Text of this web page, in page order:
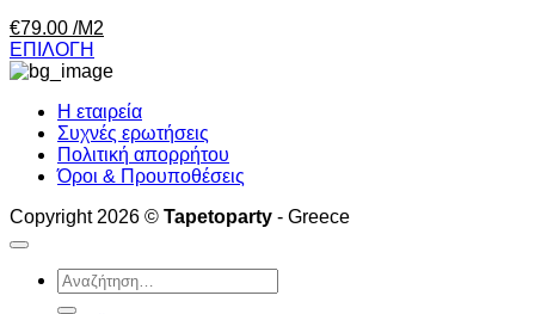
€79.00 /Μ2
ΕΠΙΛΟΓΗ
Η εταιρεία
Συχνές ερωτήσεις
Πολιτική απορρήτου
Όροι & Προυποθέσεις
Copyright 2026 © Tapetoparty - Greece
Αναζήτηση
για: